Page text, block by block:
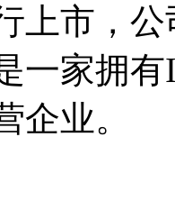
上市，
一家拥
企业。